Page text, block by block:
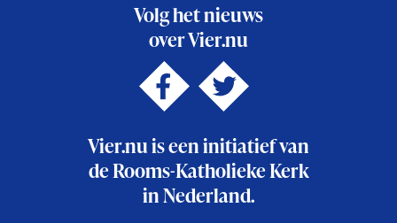
Volg het nieuws
over Vier.nu
Vier.nu is een initiatief van
de Rooms-Katholieke Kerk
in Nederland.